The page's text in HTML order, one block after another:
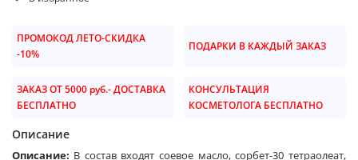
ПРОМОКОД ЛЕТО-СКИДКА
-10%
ПОДАРКИ В КАЖДЫЙ ЗАКАЗ
ЗАКАЗ ОТ 5000 руб.- ДОСТАВКА
БЕСПЛАТНО
КОНСУЛЬТАЦИЯ
КОСМЕТОЛОГА БЕСПЛАТНО
Описание
Описание: В состав входят соевое масло, сорбет-30 тетраолеат,